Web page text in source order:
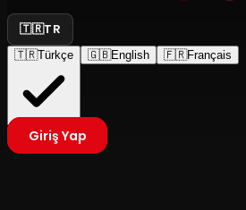
🇹🇷TR
🇹🇷Türkçe 🇬🇧English 🇫🇷Français
Giriş Yap